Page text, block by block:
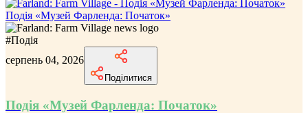
Подія «Музей Фарленда: Початок»
#Подія
серпень 04, 2026
Поділитися
Подія «Музей Фарленда: Початок»